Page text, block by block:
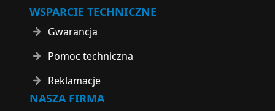
WSPARCIE TECHNICZNE
Gwarancja
Pomoc techniczna
Reklamacje
NASZA FIRMA